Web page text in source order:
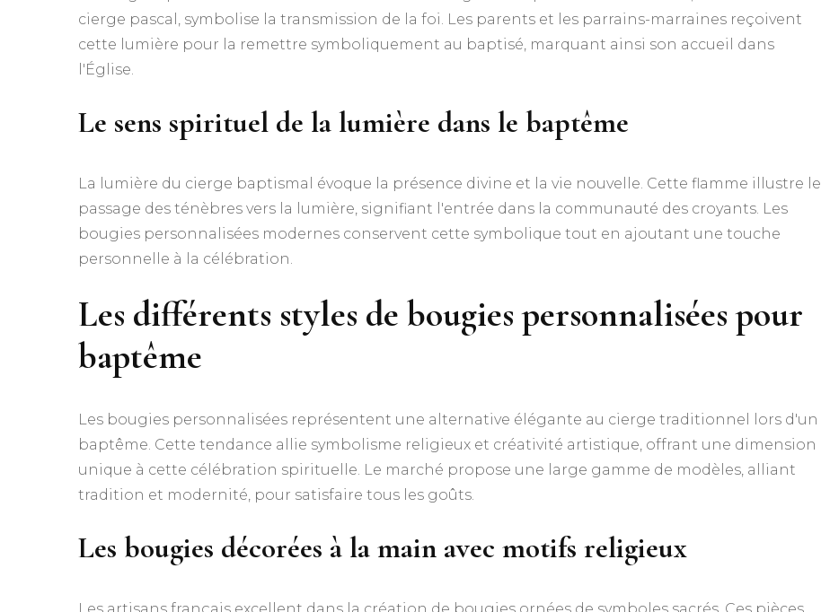
cierge pascal, symbolise la transmission de la foi. Les parents et les parrains-marraines reçoivent
cette lumière pour la remettre symboliquement au baptisé, marquant ainsi son accueil dans
l'Église.
Le sens spirituel de la lumière dans le baptême
La lumière du cierge baptismal évoque la présence divine et la vie nouvelle. Cette flamme illustre le
passage des ténèbres vers la lumière, signifiant l'entrée dans la communauté des croyants. Les
bougies personnalisées modernes conservent cette symbolique tout en ajoutant une touche
personnelle à la célébration.
Les différents styles de bougies personnalisées pour
baptême
Les bougies personnalisées représentent une alternative élégante au cierge traditionnel lors d'un
baptême. Cette tendance allie symbolisme religieux et créativité artistique, offrant une dimension
unique à cette célébration spirituelle. Le marché propose une large gamme de modèles, alliant
tradition et modernité, pour satisfaire tous les goûts.
Les bougies décorées à la main avec motifs religieux